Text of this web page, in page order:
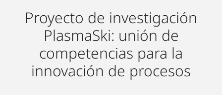
Proyecto de investigación
PlasmaSki: unión de
competencias para la
innovación de procesos